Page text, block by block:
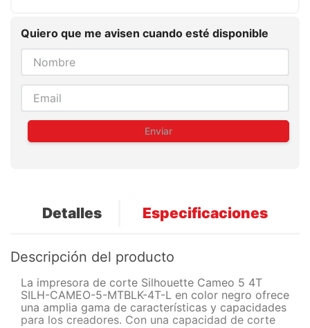
Quiero que me avisen cuando esté disponible
Enviar
Detalles Especificaciones
Descripción del producto
La impresora de corte Silhouette Cameo 5 4T
SILH-CAMEO-5-MTBLK-4T-L en color negro ofrece
una amplia gama de características y capacidades
para los creadores. Con una capacidad de corte